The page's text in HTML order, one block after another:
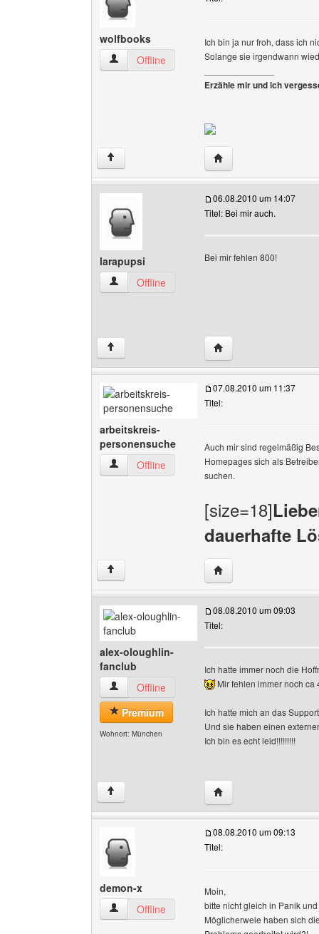
wolfbooks
wolfbooks Benutzer-Profile anzeigen
Offline
Ich bin ja nur froh, dass ich
Solange sie irgendwann
Erzähle mir und ich
↑ Website dieses
larapupsi
larapupsi Benutzer-Profile anzeigen
Offline
06.08.2010 um 14:07
Titel: Bei mir auch.
Bei mir fehlen 800!
↑ Website dieses
arbeitskreis-
personensuche
arbeitskreis-personensuche Benutzer-Profile
Offline
07.08.2010 um 11:37
Titel:
Auch mir sind regelmäßig
Homepages sich als
suchen.
[size=18]
dauerhafte
↑ Website dieses
alex-oloughlin-
fanclub
alex-oloughlin-fanclub Benutzer-Profile
Offline
Premium
Wohnort: München
08.08.2010 um 09:03
Titel:
Ich hatte immer noch die
Mir fehlen immer noch
Ich hatte mich an das
Und sie haben einen
Ich bin es echt leid!!!!!!!!!
↑ Website dieses
demon-x
demon-x Benutzer-Profile anzeigen
Offline
08.08.2010 um 09:13
Titel:
Moin,
bitte nicht gleich in Panik
Möglicherweie haben sich